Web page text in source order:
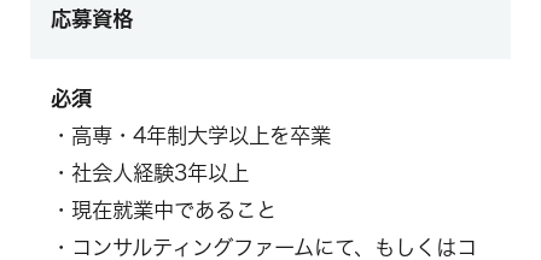
応募資格
必須
・高専・4年制大学以上を卒業
・社会人経験3年以上
・現在就業中であること
・コンサルティングファームにて、もしくはコ